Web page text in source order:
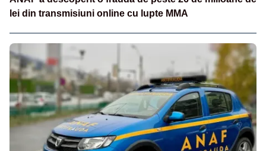
lei din transmisiuni online cu lupte MMA